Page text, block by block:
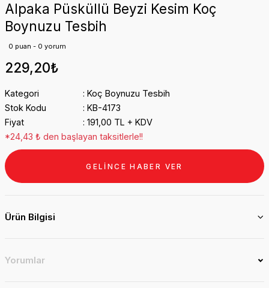
Alpaka Püsküllü Beyzi Kesim Koç
Boynuzu Tesbih
0 puan - 0 yorum
229,20₺
Kategori
Koç Boynuzu Tesbih
Stok Kodu
KB-4173
Fiyat
191,00 TL + KDV
*24,43 ₺ den başlayan taksitlerle!!
GELİNCE HABER VER
Ürün Bilgisi
Yorumlar